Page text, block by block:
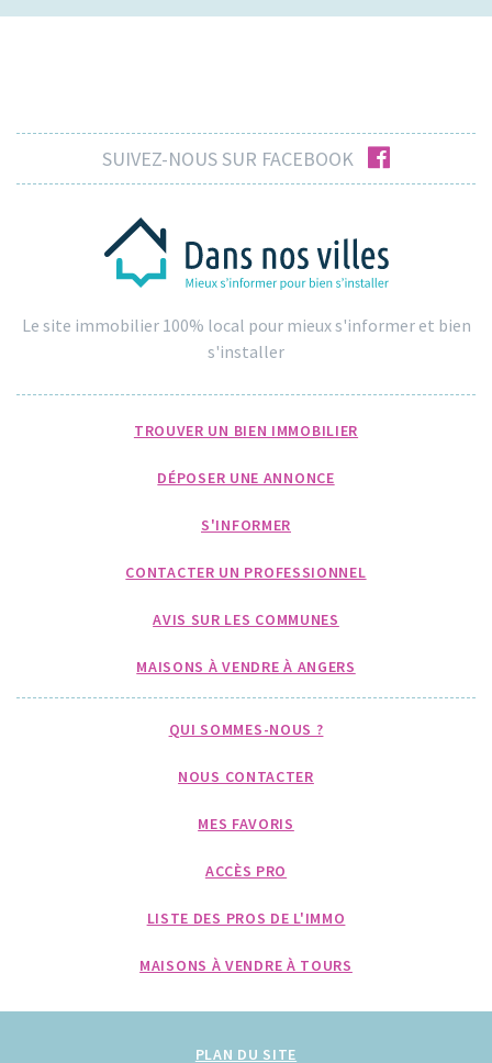
SUIVEZ-NOUS SUR FACEBOOK facebook
Le site immobilier 100% local pour mieux s'informer et bien
s'installer
TROUVER UN BIEN IMMOBILIER
DÉPOSER UNE ANNONCE
S'INFORMER
CONTACTER UN PROFESSIONNEL
AVIS SUR LES COMMUNES
MAISONS À VENDRE À ANGERS
QUI SOMMES-NOUS ?
NOUS CONTACTER
MES FAVORIS
ACCÈS PRO
LISTE DES PROS DE L'IMMO
MAISONS À VENDRE À TOURS
PLAN DU SITE